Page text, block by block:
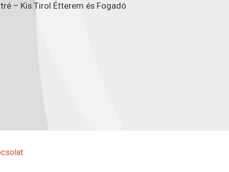
– Kis Tirol Étterem és Fogadó